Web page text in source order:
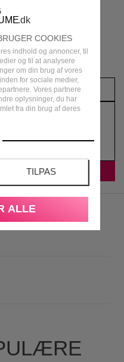
COOKIES
indhold og annoncer, til
og til at analysere
om din brug af vores
for sociale medier,
Vores partnere
oplysninger, du har
fra din brug af deres
TILPAS
ALLE
produktet